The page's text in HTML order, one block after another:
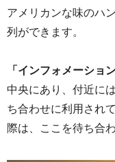
アメリカンな味のハ
列ができます。
「インフォメーション
中央にあり、付近に
ち合わせに利用され
際は、ここを待ち合